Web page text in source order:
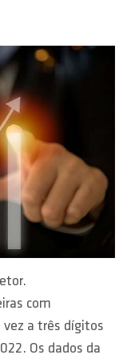
com
vez a três dígitos
Os dados da